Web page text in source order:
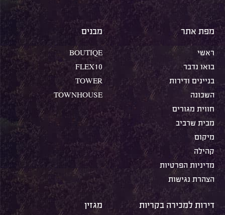
מפת אתר
ראשי
בואו נדבר
בניינים ודירות
השכונה
חווית מגורים
מבית שרביב
מיקום
קהילה
מדיניות הפרטיות
הצהרת נגישות
מבנים
BOUTIQE
FLEX10
TOWER
TOWNHOUSE
דירות למכירה בקריות מגזין